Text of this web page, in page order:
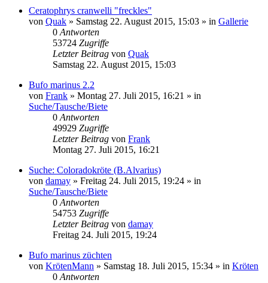
Ceratophrys cranwelli "freckles"
von Quak » Samstag 22. August 2015, 15:03 » in Gallerie
0 Antworten
53724 Zugriffe
Letzter Beitrag von Quak
Samstag 22. August 2015, 15:03
Bufo marinus 2.2
von Frank » Montag 27. Juli 2015, 16:21 » in
Suche/Tausche/Biete
0 Antworten
49929 Zugriffe
Letzter Beitrag von Frank
Montag 27. Juli 2015, 16:21
Suche: Coloradokröte (B.Alvarius)
von damay » Freitag 24. Juli 2015, 19:24 » in
Suche/Tausche/Biete
0 Antworten
54753 Zugriffe
Letzter Beitrag von damay
Freitag 24. Juli 2015, 19:24
Bufo marinus züchten
von KrötenMann » Samstag 18. Juli 2015, 15:34 » in Kröten
0 Antworten